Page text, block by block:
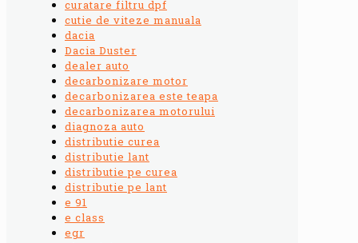
curatare filtru dpf
cutie de viteze manuala
dacia
Dacia Duster
dealer auto
decarbonizare motor
decarbonizarea este teapa
decarbonizarea motorului
diagnoza auto
distributie curea
distributie lant
distributie pe curea
distributie pe lant
e 91
e class
egr